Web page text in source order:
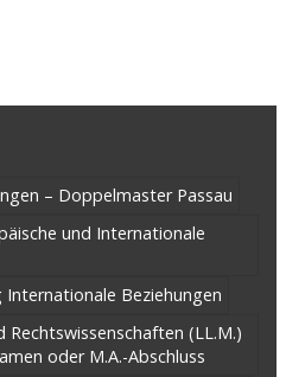
– Doppelmaster Passau
und Internationale
Beziehungen
Rechtswissenschaften (LL.M.)
oder M.A.-Abschluss